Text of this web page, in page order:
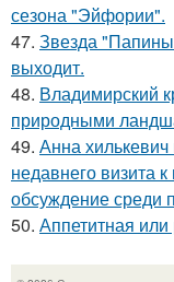
сезона "Эйфории".
47. Звезда
выходит.
48. Владимирский
природными
49. Анна
недавнего визита
обсуждение среди
50. Аппетитная